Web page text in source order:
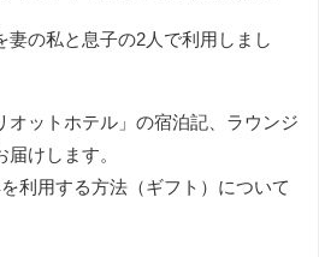
妻の私と息子の2人で利用しまし
オットホテル」の宿泊記、ラウンジ
けします。
利用する方法（ギフト）について